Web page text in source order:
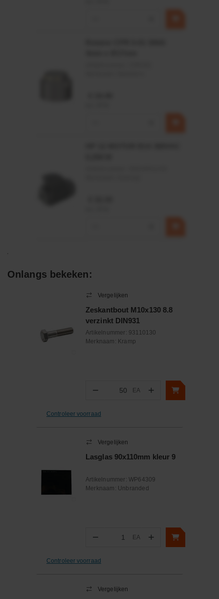
Onlangs bekeken:
Vergelijken
Zeskantbout M10x130 8.8
verzinkt DIN931
Artikelnummer: 93110130
Merknaam: Kramp
− Aantal
EA +
Controleer voorraad
Vergelijken
Lasglas 90x110mm kleur 9
Artikelnummer: WP64309
Merknaam: Unbranded
− Aantal
EA +
Controleer voorraad
Vergelijken